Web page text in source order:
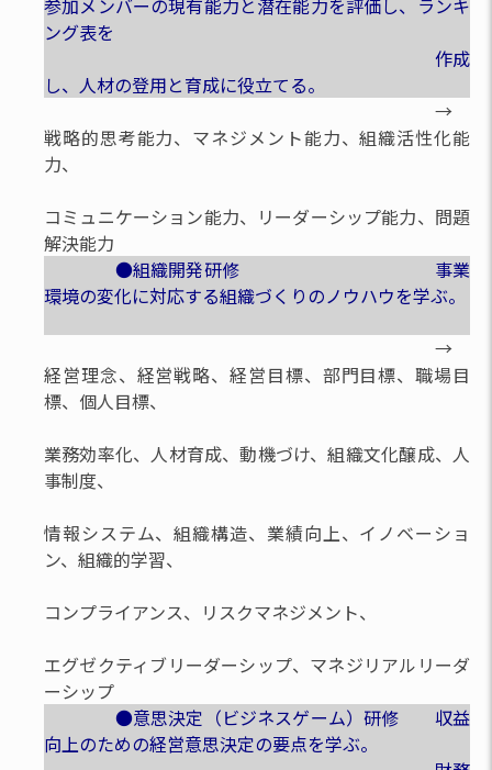
参加メンバーの現有能力と潜在能力を評価し、ランキ
ング表を
作成
し、人材の登用と育成に役立てる。
→
戦略的思考能力、マネジメント能力、組織活性化能
力、
コミュニケーション能力、リーダーシップ能力、問題
解決能力
●組織開発研修 事業
環境の変化に対応する組織づくりのノウハウを学ぶ。
→
経営理念、経営戦略、経営目標、部門目標、職場目
標、個人目標、
業務効率化、人材育成、動機づけ、組織文化醸成、人
事制度、
情報システム、組織構造、業績向上、イノベーショ
ン、組織的学習、
コンプライアンス、リスクマネジメント、
エグゼクティブリーダーシップ、マネジリアルリーダ
ーシップ
●意思決定（ビジネスゲーム）研修 収益
向上のための経営意思決定の要点を学ぶ。